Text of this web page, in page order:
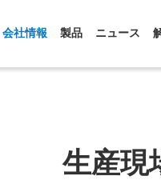
会社情報 製品 ニュース
生産現